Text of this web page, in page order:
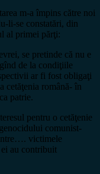
m-a împins către noi
li-se constatări, din
al primei părţi:
se pretinde că nu e
de la condiţiile
ar fi fost obligaţi
cetăţenia română- în
patrie.
pentru o cetăţenie
comunist-
victimele
au contribuit